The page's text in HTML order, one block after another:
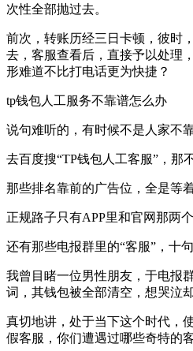
次性全部抛过去。
前次，转账历经三日卡顿，彼时
去，客服查看后，直接予以处理
形难道不比打电话更为快捷？
tp钱包人工服务不靠谱怎么办
说句难听的，有时候不是人家不
去百度搜“TP钱包人工客服”，那
那些排名靠前的广告位，全是等
正规路子只有APP里和官网那两
还有那些电报群里的“客服”，十
我曾目睹一位男性朋友，于电报
词，其钱包被全部清空，想哭泣
真切地讲，处于当下这个时代，
假客服，你们遭遇过哪些奇特的